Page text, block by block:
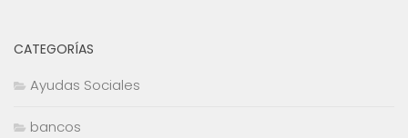
CATEGORÍAS
Ayudas Sociales
bancos